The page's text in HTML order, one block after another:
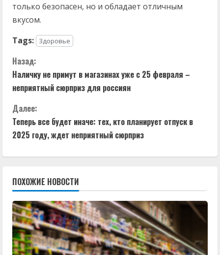
только безопасен, но и обладает отличным
вкусом.
Tags:
Здоровье
П
р
о
д
ж
и
т
ь
Назад:
Наличку не примут в магазинах уже с 25 февраля –
неприятный сюрприз для россиян
Далее:
Теперь все будет иначе: тех, кто планирует отпуск в
2025 году, ждет неприятный сюрприз
ПОХОЖИЕ НОВОСТИ